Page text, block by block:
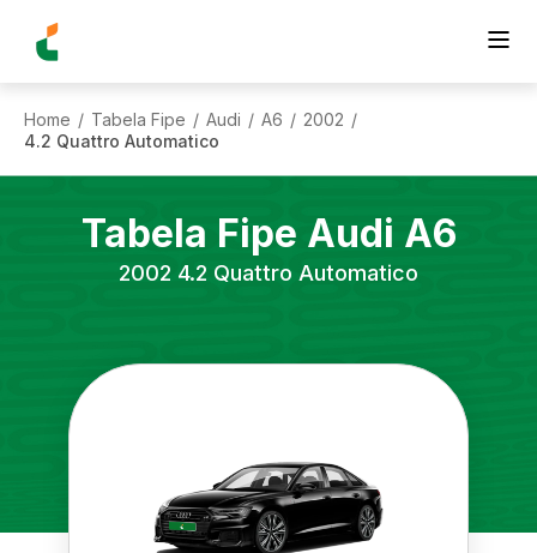
Home / Tabela Fipe / Audi / A6 / 2002 /
4.2 Quattro Automatico
Tabela Fipe Audi A6
2002 4.2 Quattro Automatico